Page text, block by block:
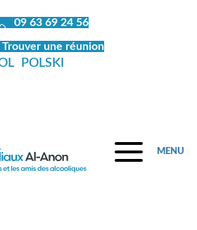
09 63 69 24 56
Trouver une réunion
POLSKI
MENU